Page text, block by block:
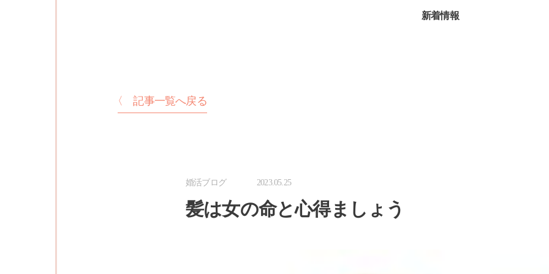
新着情報
〈 記事一覧へ戻る
婚活ブログ 2023.05.25
髪は女の命と心得ましょう